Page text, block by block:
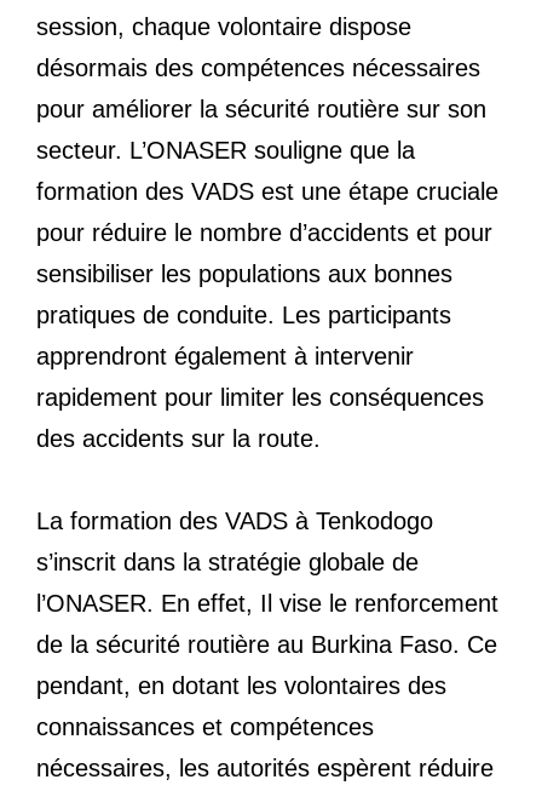
session, chaque volontaire dispose
désormais des compétences nécessaires
pour améliorer la sécurité routière sur son
secteur. L’ONASER souligne que la
formation des VADS est une étape cruciale
pour réduire le nombre d’accidents et pour
sensibiliser les populations aux bonnes
pratiques de conduite. Les participants
apprendront également à intervenir
rapidement pour limiter les conséquences
des accidents sur la route.
La formation des VADS à Tenkodogo
s’inscrit dans la stratégie globale de
l’ONASER. En effet, Il vise le renforcement
de la sécurité routière au Burkina Faso. Ce
pendant, en dotant les volontaires des
connaissances et compétences
nécessaires, les autorités espèrent réduire